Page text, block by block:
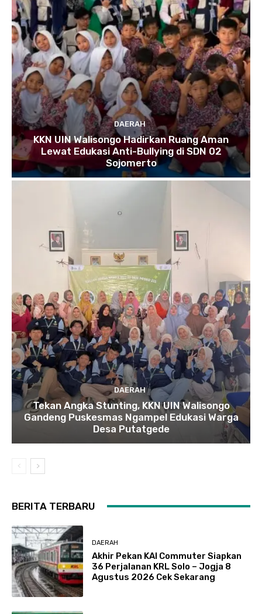
DAERAH
KKN UIN Walisongo Hadirkan Ruang Aman
Lewat Edukasi Anti-Bullying di SDN 02
Sojomerto
DAERAH
Tekan Angka Stunting, KKN UIN Walisongo
Gandeng Puskesmas Ngampel Edukasi Warga
Desa Putatgede
BERITA TERBARU
DAERAH
Akhir Pekan KAI Commuter Siapkan
36 Perjalanan KRL Solo – Jogja 8
Agustus 2026 Cek Sekarang